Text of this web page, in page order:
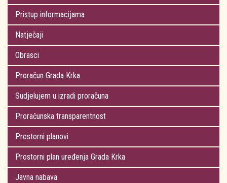
Pristup informacijama
Natječaji
Obrasci
Proračun Grada Krka
Sudjelujem u izradi proračuna
Proračunska transparentnost
Prostorni planovi
Prostorni plan uređenja Grada Krka
Javna nabava